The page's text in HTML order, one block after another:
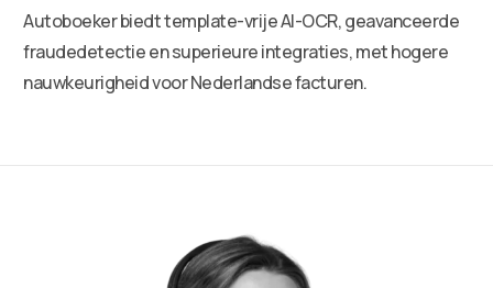
Autoboeker biedt template-vrije AI-OCR, geavanceerde
fraudedetectie en superieure integraties, met hogere
nauwkeurigheid voor Nederlandse facturen.